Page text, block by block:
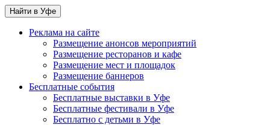
Найти в Уфе
Реклама на сайте
Размещение анонсов мероприятий
Размещение ресторанов и кафе
Размещение мест и площадок
Размещение баннеров
Бесплатные события
Бесплатные выставки в Уфе
Бесплатные фестивали в Уфе
Бесплатно с детьми в Уфе